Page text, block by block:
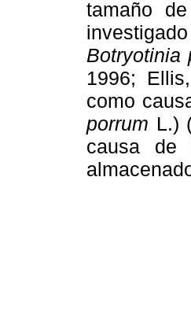
tamaño
Botryotinia
1996;
como
porrum L.)
causa de